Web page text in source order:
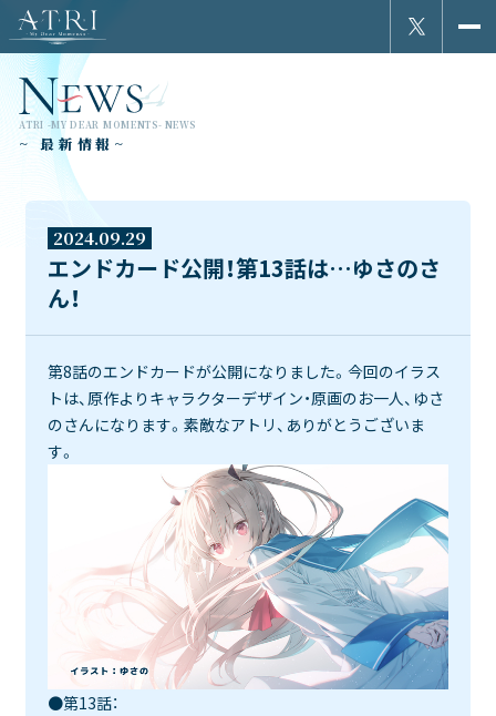
ATRI -MY DEAR MOMENTS- NEWS
~ 最新情報~
2024.09.29
エンドカード公開！第13話は…ゆさのさ
ん！
第8話のエンドカードが公開になりました。今回のイラス
トは、原作よりキャラクターデザイン・原画のお一人、ゆさ
のさんになります。素敵なアトリ、ありがとうございま
す。
●第13話：